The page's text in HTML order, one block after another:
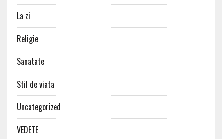
La zi
Religie
Sanatate
Stil de viata
Uncategorized
VEDETE